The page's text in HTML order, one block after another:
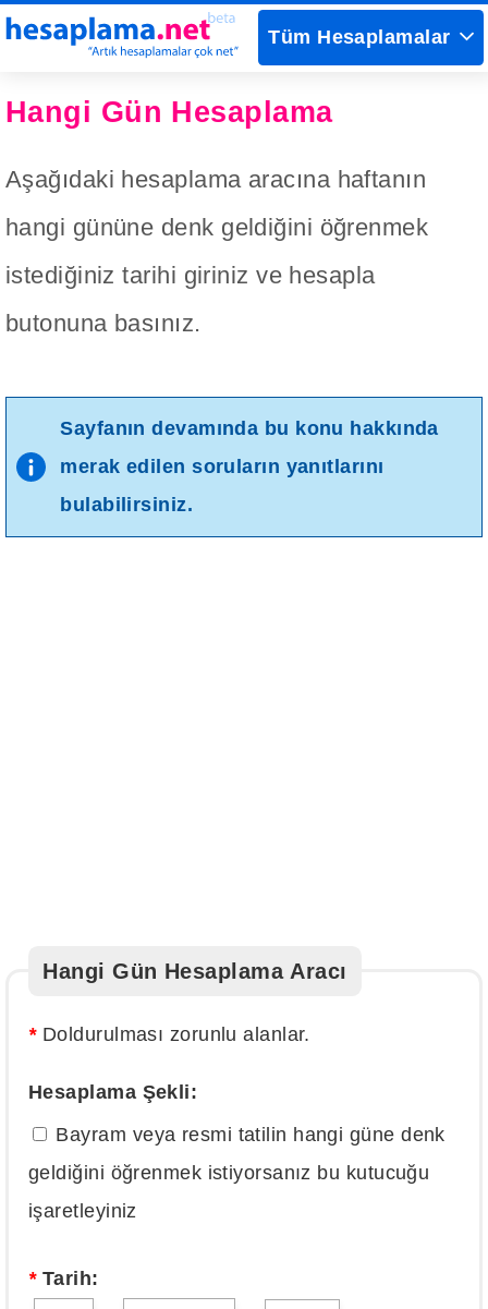
Hangi Gün Hesaplama
Aşağıdaki hesaplama aracına haftanın
hangi gününe denk geldiğini öğrenmek
istediğiniz tarihi giriniz ve hesapla
butonuna basınız.
Sayfanın devamında bu konu hakkında
merak edilen soruların yanıtlarını
bulabilirsiniz.
Hangi Gün Hesaplama Aracı
*Doldurulması zorunlu alanlar.
Hesaplama Şekli:
Bayram veya resmi tatilin hangi güne denk
geldiğini öğrenmek istiyorsanız bu kutucuğu
işaretleyiniz
*Tarih:
Tüm Hesaplamalar